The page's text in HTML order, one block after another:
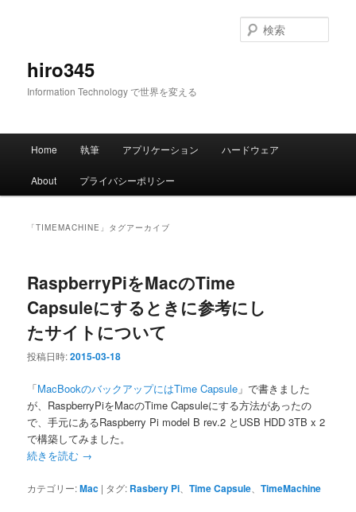
hiro345
Information Technology で世界を変える
索
メ
Home 執筆 アプリケーション ハードウェア
About プライバシーポリシー
「TIMEMACHINE 」タグアーカイブ
RaspberryPiをMacのTime
Capsuleにするときに参考にし
たサイトについて
投稿日時:2015-03-18
「MacBookのバックアップにはTime Capsule 」で書きました
が、RaspberryPiをMacのTime Capsuleにする方法があったの
で、手元にあるRaspberry Pi model B rev.2 とUSB HDD 3TB x 2
で構築してみました。
続きを読む →
カテゴリー:Mac | タグ: Rasbery Pi 、Time Capsule 、TimeMachine